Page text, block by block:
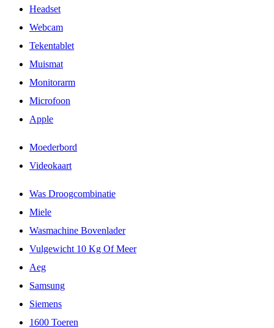
Headset
Webcam
Tekentablet
Muismat
Monitorarm
Microfoon
Apple
Moederbord
Videokaart
Was Droogcombinatie
Miele
Wasmachine Bovenlader
Vulgewicht 10 Kg Of Meer
Aeg
Samsung
Siemens
1600 Toeren